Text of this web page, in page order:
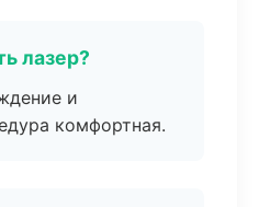
лазер?
и
комфортная.